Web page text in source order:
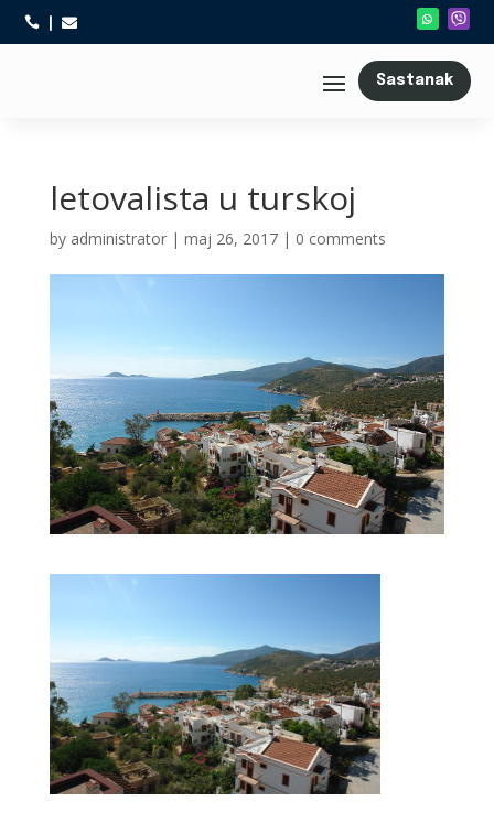
 
Sastanak
letovalista u turskoj
by administrator| maj 26, 2017| 0 comments